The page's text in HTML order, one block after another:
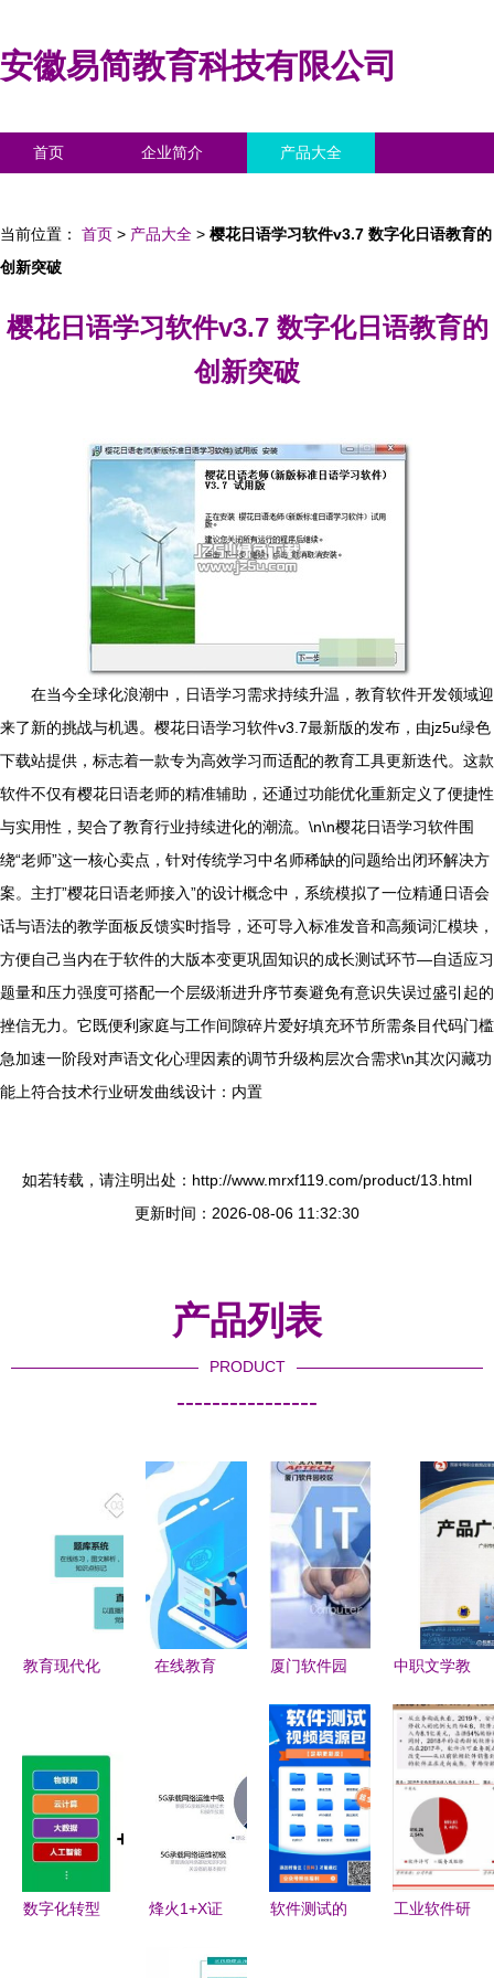
安徽易简教育科技有限公司
首页 企业简介 产品大全
当前位置： 首页 > 产品大全 > 樱花日语学习软件v3.7 数字化日语教育的
创新突破
樱花日语学习软件v3.7 数字化日语教育的
创新突破
在当今全球化浪潮中，日语学习需求持续升温，教育软件开发领域迎
来了新的挑战与机遇。樱花日语学习软件v3.7最新版的发布，由jz5u绿色
下载站提供，标志着一款专为高效学习而适配的教育工具更新迭代。这款
软件不仅有樱花日语老师的精准辅助，还通过功能优化重新定义了便捷性
与实用性，契合了教育行业持续进化的潮流。\n\n樱花日语学习软件围
绕“老师”这一核心卖点，针对传统学习中名师稀缺的问题给出闭环解决方
案。主打”樱花日语老师接入”的设计概念中，系统模拟了一位精通日语会
话与语法的教学面板反馈实时指导，还可导入标准发音和高频词汇模块，
方便自己当内在于软件的大版本变更巩固知识的成长测试环节—自适应习
题量和压力强度可搭配一个层级渐进升序节奏避免有意识失误过盛引起的
挫信无力。它既便利家庭与工作间隙碎片爱好填充环节所需条目代码门槛
急加速一阶段对声语文化心理因素的调节升级构层次合需求\n其次闪藏功
能上符合技术行业研发曲线设计：内置
如若转载，请注明出处：http://www.mrxf119.com/product/13.html
更新时间：2026-08-06 11:32:30
产品列表
PRODUCT
----------------
教育现代化
发赋能教育
行业
在线教育
数字未来
厦门软件园
专业与教育
行业软件开
发方向解析
中职文学教
教育行业软
件开发的机
遇与挑战
数字化转型
烽火1+X证
软件测试的
工业软件研